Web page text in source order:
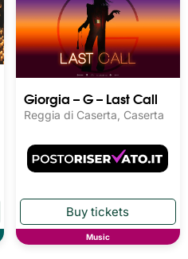
Giorgia – G – Last Call
Reggia di Caserta, Caserta
Music